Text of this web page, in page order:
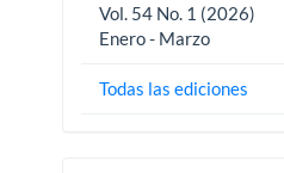
Vol. 54 No. 1 (2026)
Enero - Marzo
Todas las ediciones